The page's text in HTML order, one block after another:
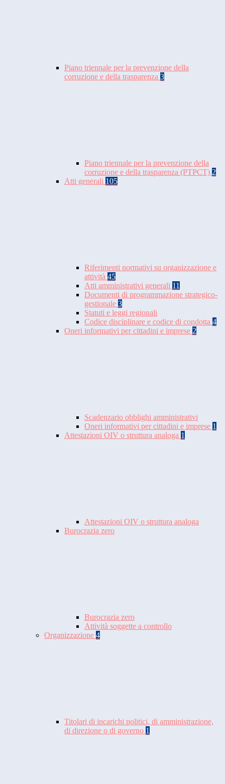
Piano triennale per la prevenzione della
corruzione e della trasparenza 3
Piano triennale per la prevenzione della
corruzione e della trasparenza (PTPCT) 2
Atti generali 105
Riferimenti normativi su organizzazione e
attività 45
Atti amministrativi generali 11
Documenti di programmazione strategico-
gestionale 3
Statuti e leggi regionali
Codice disciplinare e codice di condotta 4
Oneri informativi per cittadini e imprese 2
Scadenzario obblighi amministrativi
Oneri informativi per cittadini e imprese 1
Attestazioni OIV o struttura analoga 1
Attestazioni OIV o struttura analoga
Burocrazia zero
Burocrazia zero
Attività soggette a controllo
Organizzazione 4
Titolari di incarichi politici, di amministrazione,
di direzione o di governo 1